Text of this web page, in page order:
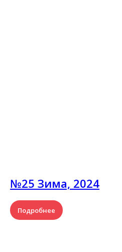
№25 Зима, 2024
Подробнее